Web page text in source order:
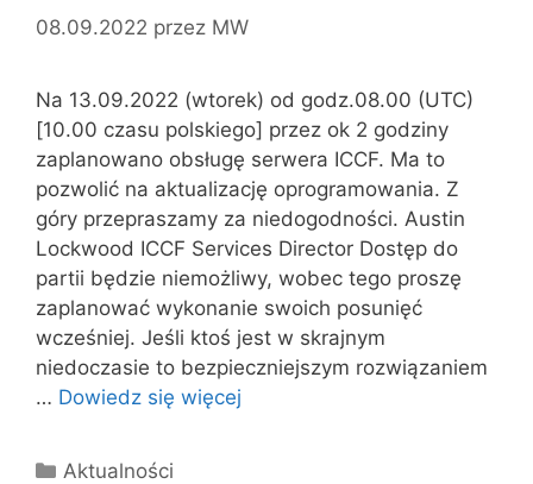
08.09.2022 przez MW
Na 13.09.2022 (wtorek) od godz.08.00 (UTC)
[10.00 czasu polskiego] przez ok 2 godziny
zaplanowano obsługę serwera ICCF. Ma to
pozwolić na aktualizację oprogramowania. Z
góry przepraszamy za niedogodności. Austin
Lockwood ICCF Services Director Dostęp do
partii będzie niemożliwy, wobec tego proszę
zaplanować wykonanie swoich posunięć
wcześniej. Jeśli ktoś jest w skrajnym
niedoczasie to bezpieczniejszym rozwiązaniem
… Dowiedz się więcej
Kategorie
Aktualności